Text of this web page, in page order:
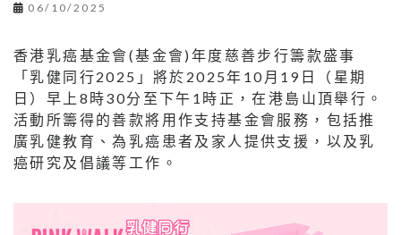
06/10/2025
香港乳癌基金會(基金會)年度慈善步行籌款盛事
「乳健同行2025」將於2025年10月19日（星期
日）早上8時30分至下午1時正，在港島山頂舉行。
活動所籌得的善款將用作支持基金會服務，包括推
廣乳健教育、為乳癌患者及家人提供支援，以及乳
癌研究及倡議等工作。